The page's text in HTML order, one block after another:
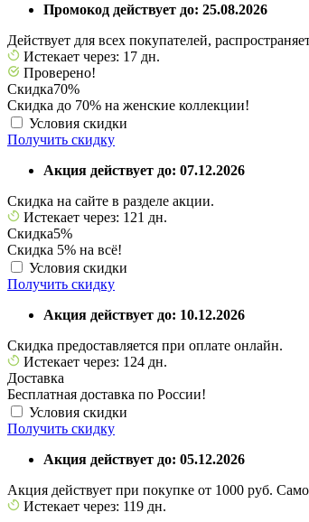
Промокод действует до: 25.08.2026
Действует для всех покупателей,
Истекает через: 17 дн.
Проверено!
Скидка70%
Скидка до 70% на женские коллекции!
Условия скидки
Получить скидку
Акция действует до: 07.12.2026
Скидка на сайте в разделе акции.
Истекает через: 121 дн.
Скидка5%
Скидка 5% на всё!
Условия скидки
Получить скидку
Акция действует до: 10.12.2026
Скидка предоставляется при оплате онлайн.
Истекает через: 124 дн.
Доставка
Бесплатная доставка по России!
Условия скидки
Получить скидку
Акция действует до: 05.12.2026
Акция действует при покупке от 1000 руб.
Истекает через: 119 дн.